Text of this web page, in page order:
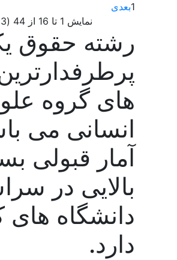
بعدی
نمايش 1 تا 16 از 44 (3 صفحه)
رشته حقوق
های گروه
انسانی می
آمار قبولی
بالایی در
دانشگاه های
دارد.